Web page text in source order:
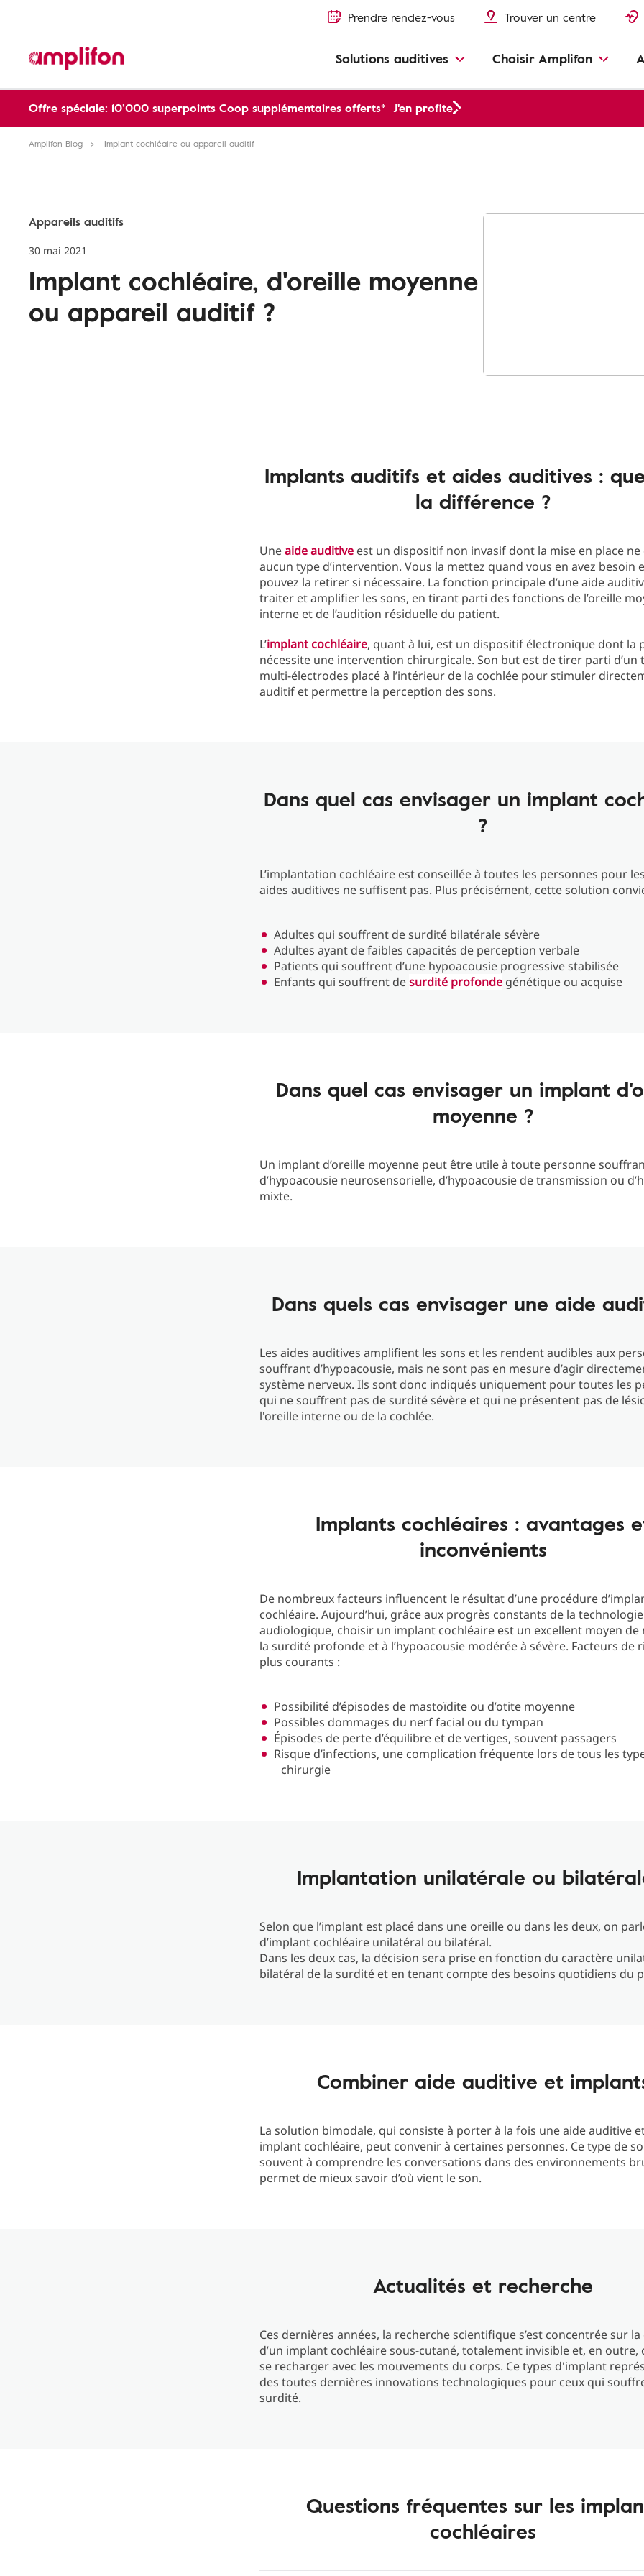
Prendre rendez-vous Trouver un centre
Solutions auditives Choisir Amplifon
Offre spéciale: 10’000 superpoints Coop supplémentaires offerts* J'en profite
Amplifon Blog Implant cochléaire ou appareil auditif
Appareils auditifs
30 mai 2021
Implant cochléaire, d'oreille moyenne
ou appareil auditif ?
Implants auditifs et aides auditives :
la différence ?
Uneaide auditive est un dispositif non invasif dont la mise en place
aucun type d’intervention. Vous la mettez quand vous en avez besoin
pouvez la retirer si nécessaire. La fonction principale d’une aide
traiter et amplifier les sons, en tirant parti des fonctions de l’oreille
interne et de l’audition résiduelle du patient.
L’implant cochléaire, quant à lui, est un dispositif électronique dont la
nécessite une intervention chirurgicale. Son but est de tirer parti d’un
multi-électrodes placé à l’intérieur de la cochlée pour stimuler
auditif et permettre la perception des sons.
Dans quel cas envisager un implant
?
L’implantation cochléaire est conseillée à toutes les personnes pour
aides auditives ne suffisent pas. Plus précisément, cette solution
Adultes qui souffrent de surdité bilatérale sévère
Adultes ayant de faibles capacités de perception verbale
Patients qui souffrent d’une hypoacousie progressive stabilisée
Enfants qui souffrent desurdité profonde génétique ou acquise
Dans quel cas envisager un implant
moyenne ?
Un implant d’oreille moyenne peut être utile à toute personne
d’hypoacousie neurosensorielle, d’hypoacousie de transmission ou
mixte.
Dans quels cas envisager une aide
Les aides auditives amplifient les sons et les rendent audibles aux
souffrant d’hypoacousie, mais ne sont pas en mesure d’agir
système nerveux. Ils sont donc indiqués uniquement pour toutes les
qui ne souffrent pas de surdité sévère et qui ne présentent pas de
l'oreille interne ou de la cochlée.
Implants cochléaires : avantages
inconvénients
De nombreux facteurs influencent le résultat d’une procédure
cochléaire. Aujourd’hui, grâce aux progrès constants de la technologie
audiologique, choisir un implant cochléaire est un excellent moyen de
la surdité profonde et à l’hypoacousie modérée à sévère. Facteurs de
plus courants :
Possibilité d’épisodes de mastoïdite ou d’otite moyenne
Possibles dommages du nerf facial ou du tympan
Épisodes de perte d’équilibre et de vertiges, souvent passagers
Risque d’infections, une complication fréquente lors de tous les
chirurgie
Implantation unilatérale ou
Selon que l’implant est placé dans une oreille ou dans les deux, on
d’implant cochléaire unilatéral ou bilatéral.
Dans les deux cas, la décision sera prise en fonction du caractère
bilatéral de la surdité et en tenant compte des besoins quotidiens du
Combiner aide auditive et
La solution bimodale, qui consiste à porter à la fois une aide auditive
implant cochléaire, peut convenir à certaines personnes. Ce type de
souvent à comprendre les conversations dans des environnements
permet de mieux savoir d’où vient le son.
Actualités et recherche
Ces dernières années, la recherche scientifique s’est concentrée sur
d’un implant cochléaire sous-cutané, totalement invisible et, en outre,
se recharger avec les mouvements du corps. Ce types d'implant
des toutes dernières innovations technologiques pour ceux qui
surdité.
Questions fréquentes sur les
cochléaires